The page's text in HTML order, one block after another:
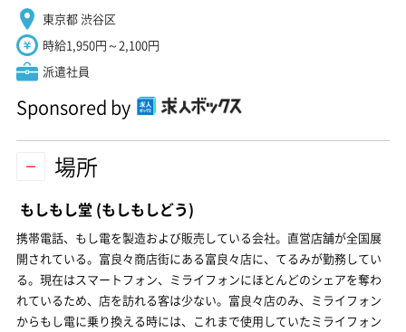
東京都 渋谷区
時給1,950円～2,100円
派遣社員
Sponsored by
場所
もしもし堂 (もしもしどう)
携帯電話、もし電を製造および販売している会社。直営店舗が全国展
開されている。富良々商店街にある富良々店に、てるみが勤務してい
る。現在はスマートフォン、ミライフォンにほとんどのシェアを奪わ
れているため、店を訪れる客は少ない。富良々店のみ、ミライフォン
からもし電に乗り換える時には、これまで使用していたミライフォン